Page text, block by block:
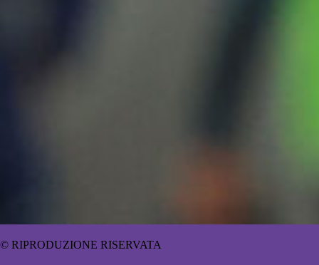
© RIPRODUZIONE RISERVATA